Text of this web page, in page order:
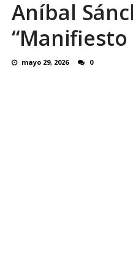
En 8
Aníbal
“Manifiesto
mayo 29, 2026 0